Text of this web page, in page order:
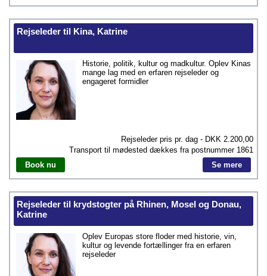
Rejseleder til Kina, Katrine
Historie, politik, kultur og madkultur. Oplev Kinas
mange lag med en erfaren rejseleder og
engageret formidler
Rejseleder pris pr. dag - DKK 2.200,00
Transport til mødested dækkes fra postnummer 1861
Book nu
Se mere
Rejseleder til krydstogter på Rhinen, Mosel og Donau,
Katrine
Oplev Europas store floder med historie, vin,
kultur og levende fortællinger fra en erfaren
rejseleder